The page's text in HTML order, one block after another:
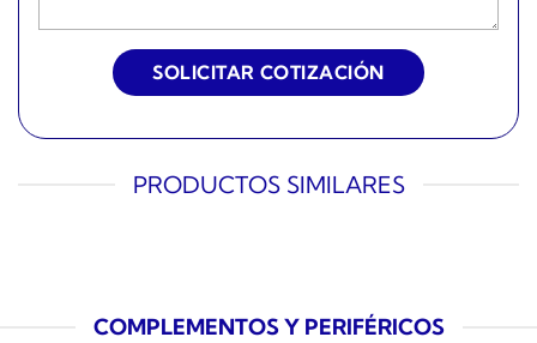
PRODUCTOS SIMILARES
COMPLEMENTOS Y PERIFÉRICOS